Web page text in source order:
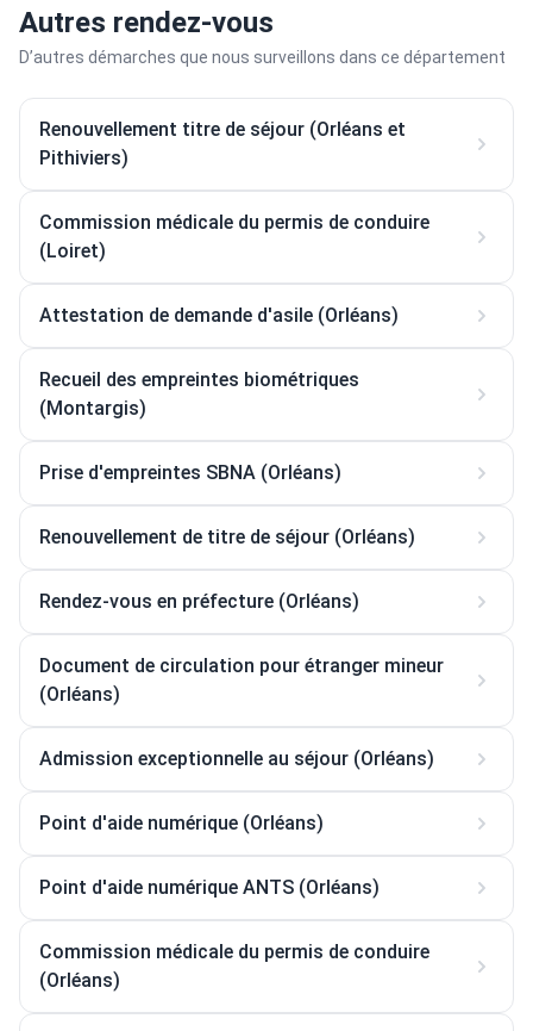
Autres rendez-vous
D’autres démarches que nous surveillons dans ce département
Renouvellement titre de séjour (Orléans et
Pithiviers)
Commission médicale du permis de conduire
(Loiret)
Attestation de demande d'asile (Orléans)
Recueil des empreintes biométriques
(Montargis)
Prise d'empreintes SBNA (Orléans)
Renouvellement de titre de séjour (Orléans)
Rendez-vous en préfecture (Orléans)
Document de circulation pour étranger mineur
(Orléans)
Admission exceptionnelle au séjour (Orléans)
Point d'aide numérique (Orléans)
Point d'aide numérique ANTS (Orléans)
Commission médicale du permis de conduire
(Orléans)